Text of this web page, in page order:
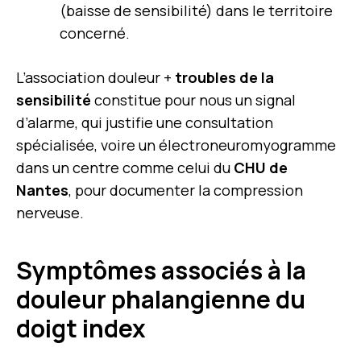
(baisse de sensibilité) dans le territoire
concerné.
L’association douleur + troubles de la
sensibilité constitue pour nous un signal
d’alarme, qui justifie une consultation
spécialisée, voire un électroneuromyogramme
dans un centre comme celui du CHU de
Nantes, pour documenter la compression
nerveuse.
Symptômes associés à la
douleur phalangienne du
doigt index